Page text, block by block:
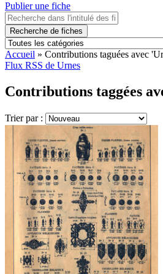
Publier une fiche
Recherche de fiches
Accueil » Contributions taguées avec
Flux RSS de Urnes
Contributions taggées
Trier par :